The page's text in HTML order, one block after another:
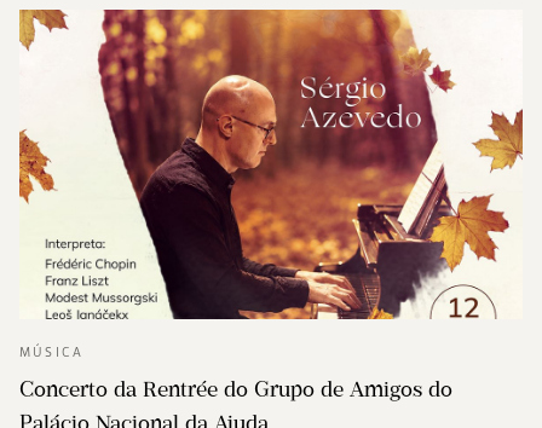
MÚSICA
Concerto da Rentrée do Grupo de Amigos do